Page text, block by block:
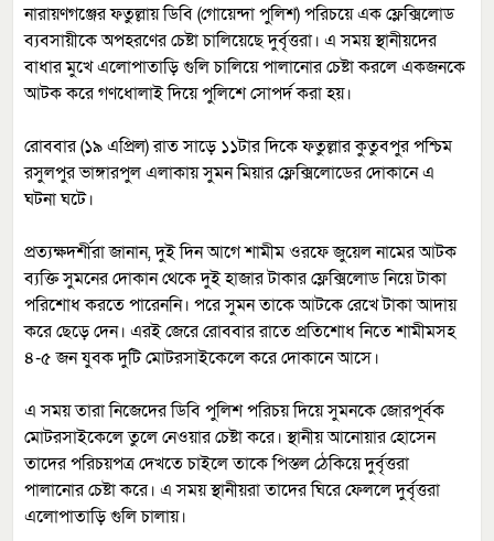
নারায়ণগঞ্জের ফতুল্লায় ডিবি (গোয়েন্দা পুলিশ) পরিচয়ে এক ফ্লেক্সিলোড
ব্যবসায়ীকে অপহরণের চেষ্টা চালিয়েছে দুর্বৃত্তরা। এ সময় স্থানীয়দের
বাধার মুখে এলোপাতাড়ি গুলি চালিয়ে পালানোর চেষ্টা করলে একজনকে
আটক করে গণধোলাই দিয়ে পুলিশে সোপর্দ করা হয়।
রোববার (১৯ এপ্রিল) রাত সাড়ে ১১টার দিকে ফতুল্লার কুতুবপুর পশ্চিম
রসুলপুর ভাঙ্গারপুল এলাকায় সুমন মিয়ার ফ্লেক্সিলোডের দোকানে এ
ঘটনা ঘটে।
প্রত্যক্ষদর্শীরা জানান, দুই দিন আগে শামীম ওরফে জুয়েল নামের আটক
ব্যক্তি সুমনের দোকান থেকে দুই হাজার টাকার ফ্লেক্সিলোড নিয়ে টাকা
পরিশোধ করতে পারেননি। পরে সুমন তাকে আটকে রেখে টাকা আদায়
করে ছেড়ে দেন। এরই জেরে রোববার রাতে প্রতিশোধ নিতে শামীমসহ
৪-৫ জন যুবক দুটি মোটরসাইকেলে করে দোকানে আসে।
এ সময় তারা নিজেদের ডিবি পুলিশ পরিচয় দিয়ে সুমনকে জোরপূর্বক
মোটরসাইকেলে তুলে নেওয়ার চেষ্টা করে। স্থানীয় আনোয়ার হোসেন
তাদের পরিচয়পত্র দেখতে চাইলে তাকে পিস্তল ঠেকিয়ে দুর্বৃত্তরা
পালানোর চেষ্টা করে। এ সময় স্থানীয়রা তাদের ঘিরে ফেললে দুর্বৃত্তরা
এলোপাতাড়ি গুলি চালায়।